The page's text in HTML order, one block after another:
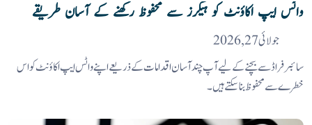
واٹس ایپ اکاؤنٹ کو ہیکرز سے محفوظ رکھنے کے آسان طریقے
جولائی 27, 2026
سائبر فراڈ سے بچنے کے لیے آپ چند آسان اقدامات کے ذریعے اپنے واٹس ایپ اکاؤنٹ کو اس
خطرے سے محفوظ بنا سکتے ہیں۔